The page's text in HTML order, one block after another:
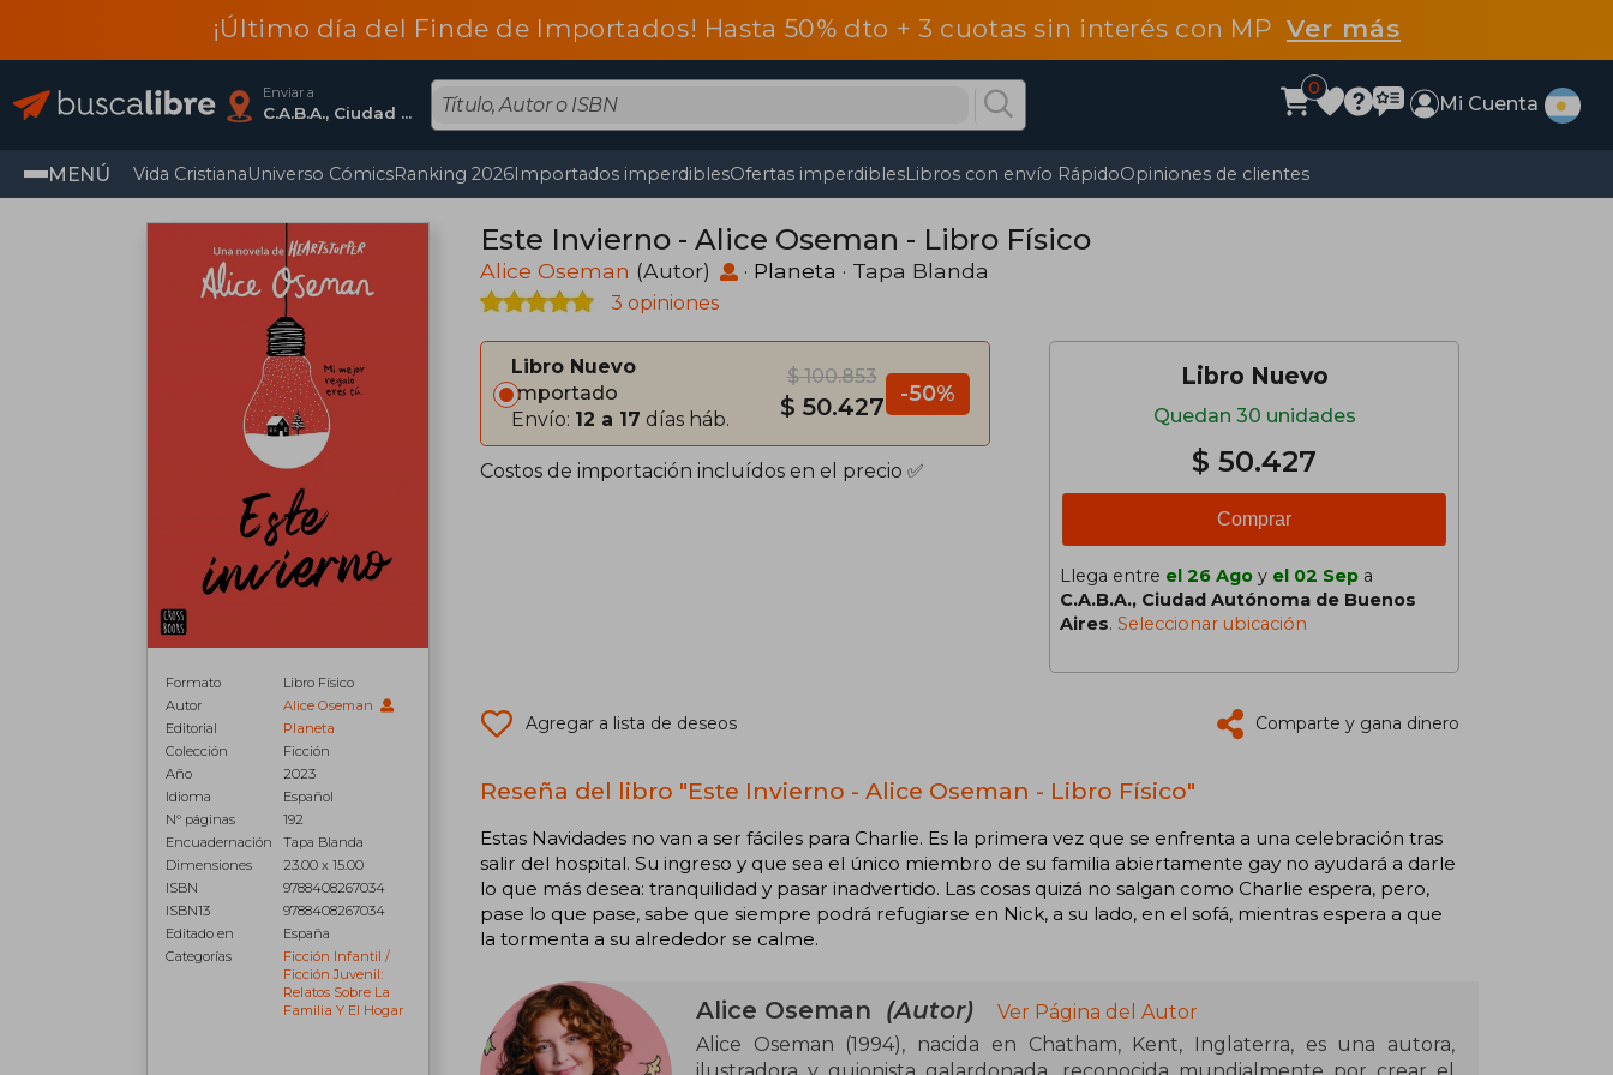
¡Último día del Finde de Importados! Hasta 50% dto + 3 cuotas sin interés con MP Ver más
Enviar a
C.A.B.A., Ciudad Autónoma De Buenos Aires
0
Mi Cuenta
MENÚ Vida CristianaUniverso CómicsRanking 2026Importados imperdiblesOfertas imperdiblesLibros con envío RápidoOpiniones de clientes
Formato
Libro Físico
Autor
Alice Oseman
Editorial
Planeta
Colección
Ficción
Año
2023
Idioma
Español
N° páginas
192
Encuadernación
Tapa Blanda
Dimensiones
23.00 x 15.00
ISBN
9788408267034
ISBN13
9788408267034
Editado en
España
Categorías
Ficción Infantil /
Ficción Juvenil:
Relatos Sobre La
Familia Y El Hogar
Este Invierno - Alice Oseman - Libro Físico
Alice Oseman (Autor) · Planeta · Tapa Blanda
3 opiniones
Libro Nuevo
Importado
Envío: 12 a 17 días háb.
$ 100.853
$ 50.427 -50%
Costos de importación incluídos en el precio ✅
Libro Nuevo
Quedan 30 unidades
$ 50.427
Comprar
Llega entre el 26 Ago y el 02 Sep a
C.A.B.A., Ciudad Autónoma de Buenos
Aires. Seleccionar ubicación
Agregar a lista de deseos Comparte y gana dinero
Reseña del libro "Este Invierno - Alice Oseman - Libro Físico"
Estas Navidades no van a ser fáciles para Charlie. Es la primera vez que se enfrenta a una celebración tras
salir del hospital. Su ingreso y que sea el único miembro de su familia abiertamente gay no ayudará a darle
lo que más desea: tranquilidad y pasar inadvertido. Las cosas quizá no salgan como Charlie espera, pero,
pase lo que pase, sabe que siempre podrá refugiarse en Nick, a su lado, en el sofá, mientras espera a que
la tormenta a su alrededor se calme.
Alice Oseman (Autor)
Ver Página del Autor
Alice Oseman (1994), nacida en Chatham, Kent, Inglaterra, es una autora,